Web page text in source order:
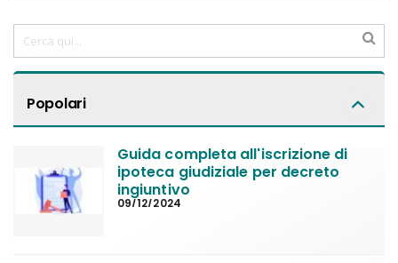
Popolari
Guida completa all'iscrizione di
ipoteca giudiziale per decreto
ingiuntivo
09/12/2024